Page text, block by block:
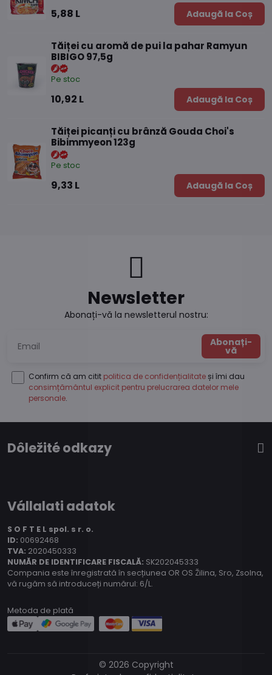
5,88 L Adaugă la Coș
Tăiței cu aromă de pui la pahar Ramyun
BIBIGO 97,5g
Pe stoc
10,92 L Adaugă la Coș
Tăiței picanți cu brânză Gouda Choi's
Bibimmyeon 123g
Pe stoc
9,33 L Adaugă la Coș
Newsletter
Abonați-vă la newsletterul nostru:
Abonați-
vă
Confirm că am citit politica de confidențialitate și îmi dau
consimțământul explicit pentru prelucrarea datelor mele
personale.
Dôležité odkazy
Vállalati adatok
S O F T E L spol. s r. o.
ID: 00692468
TVA: 2020450333
NUMĂR DE IDENTIFICARE FISCALĂ: SK202045333
Compania este înregistrată în secțiunea OR OS Žilina, Sro, Zsolna,
vă rugăm să introduceți numărul: 6/L.
Metoda de plată
© 2026 Copyright